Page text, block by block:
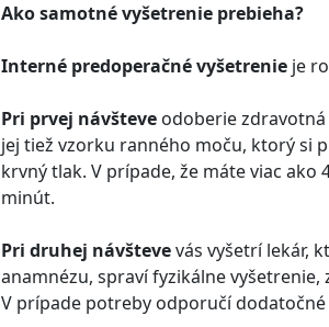
Ako samotné vyšetrenie prebieha?
Interné predoperačné vyšetrenie je
Pri prvej návšteve odoberie
jej tiež vzorku ranného moču, ktorý si
krvný tlak. V prípade, že máte viac ako
minút.
Pri druhej návštevevás vyšetrí lekár,
anamnézu, spraví fyzikálne
V prípade potreby odporučí